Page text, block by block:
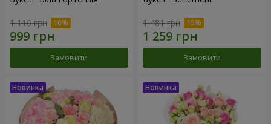
1 110 грн
Замовити
1 481 грн
Замовити